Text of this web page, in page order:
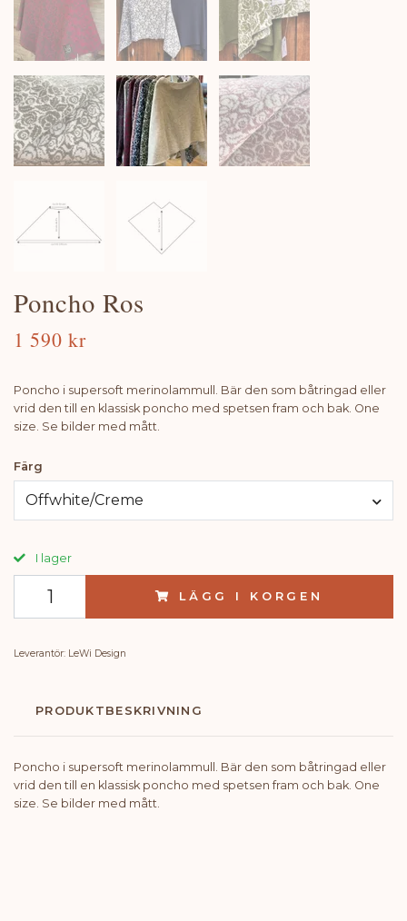
Poncho Ros
1 590 kr
Poncho i supersoft merinolammull. Bär den som båtringad eller
vrid den till en klassisk poncho med spetsen fram och bak. One
size. Se bilder med mått.
Färg
Offwhite/Creme
I lager
LÄGG I KORGEN
Leverantör: LeWi Design
PRODUKTBESKRIVNING
Poncho i supersoft merinolammull. Bär den som båtringad eller
vrid den till en klassisk poncho med spetsen fram och bak. One
size. Se bilder med mått.